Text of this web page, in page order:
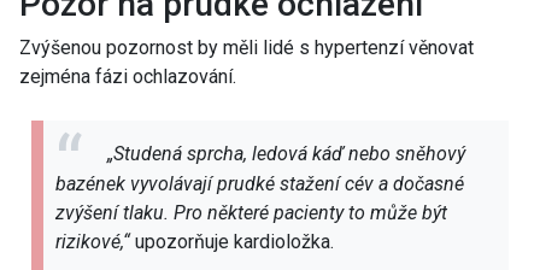
Zvýšenou pozornost by měli lidé s hypertenzí věnovat
zejména fázi ochlazování.
„Studená sprcha, ledová káď nebo sněhový
bazének vyvolávají prudké stažení cév a dočasné
zvýšení tlaku. Pro některé pacienty to může být
rizikové,“upozorňuje kardioložka.